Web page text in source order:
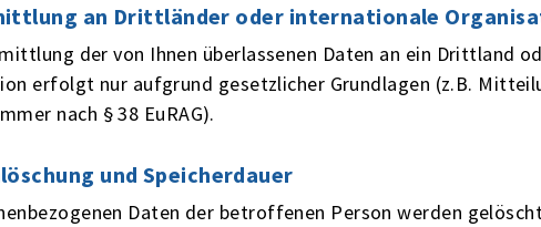
an Drittländer oder internationale
der von Ihnen überlassenen Daten an ein Drittland
erfolgt nur aufgrund gesetzlicher Grundlagen (z.B.
nach § 38 EuRAG).
und Speicherdauer
Daten der betroffenen Person werden